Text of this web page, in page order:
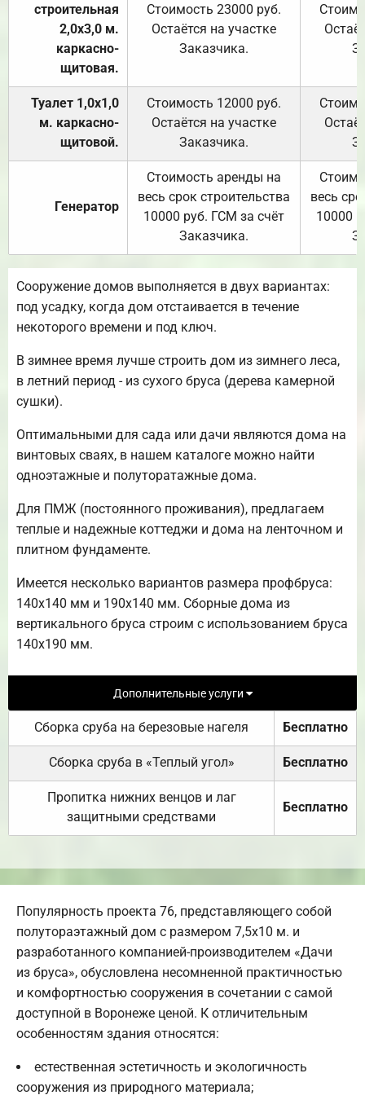
строительная
2,0х3,0 м.
каркасно-
щитовая.
Стоимость 23000 руб.
Остаётся на участке
Заказчика.
Туалет 1,0х1,0
м. каркасно-
щитовой.
Стоимость 12000 руб.
Остаётся на участке
Заказчика.
Генератор
Стоимость аренды на
весь срок строительства
10000 руб. ГСМ за счёт
Заказчика.
весь
10000
Сооружение домов выполняется в двух вариантах:
под усадку, когда дом отстаивается в течение
некоторого времени и под ключ.
В зимнее время лучше строить дом из зимнего леса,
в летний период - из сухого бруса (дерева камерной
сушки).
Оптимальными для сада или дачи являются дома на
винтовых сваях, в нашем каталоге можно найти
одноэтажные и полуторатажные дома.
Для ПМЖ (постоянного проживания), предлагаем
теплые и надежные коттеджи и дома на ленточном и
плитном фундаменте.
Имеется несколько вариантов размера профбруса:
140х140 мм и 190х140 мм. Сборные дома из
вертикального бруса строим с использованием бруса
140х190 мм.
Дополнительные услуги
Сборка сруба на березовые нагеля Бесплатно
Сборка сруба в «Теплый угол» Бесплатно
Пропитка нижних венцов и лаг
защитными средствами
Бесплатно
Популярность проекта 76, представляющего собой
полутораэтажный дом с размером 7,5х10 м. и
разработанного компанией-производителем «Дачи
из бруса», обусловлена несомненной практичностью
и комфортностью сооружения в сочетании с самой
доступной в Воронеже ценой. К отличительным
особенностям здания относятся:
естественная эстетичность и экологичность
сооружения из природного материала;